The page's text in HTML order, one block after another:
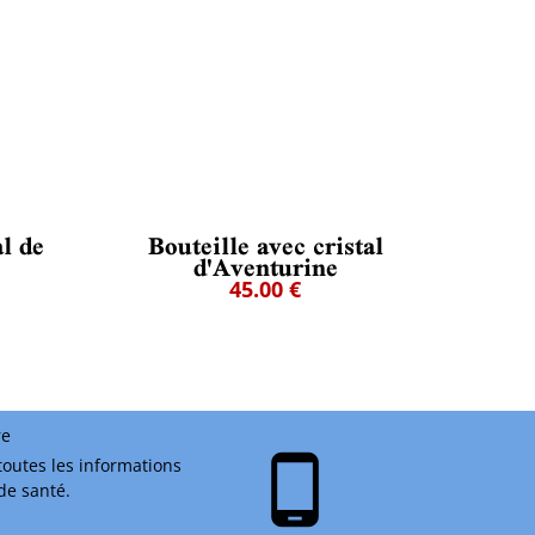
phone_android
les informations
santé.
de Bouteille avec cristal
d'Aventurine
45.00 €